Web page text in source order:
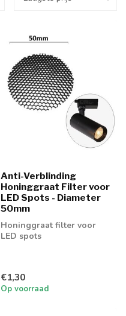
Anti-Verblinding
Honinggraat Filter voor
LED Spots - Diameter
50mm
Honinggraat filter voor
LED spots
€1,30
Op voorraad